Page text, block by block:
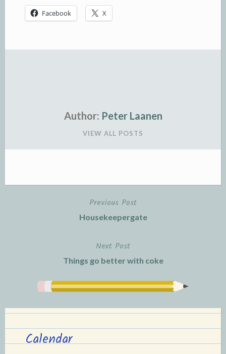
Facebook X
Author: Peter Laanen
VIEW ALL POSTS
Previous Post
Housekeepergate
Next Post
Things go better with coke
Calendar